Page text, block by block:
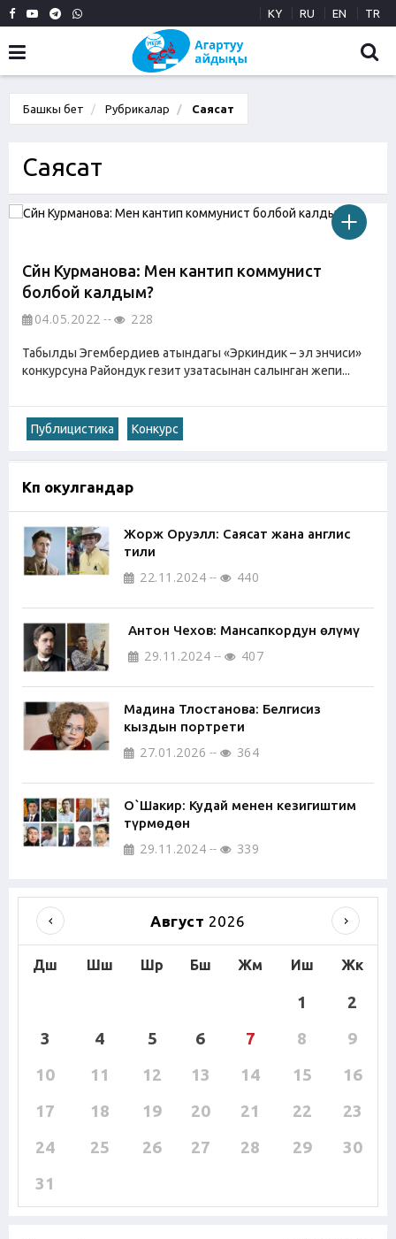
KY RU EN TR
Башкы бет Рубрикалар Саясат
Саясат
Сүйүн Курманова: Мен кантип коммунист
болбой калдым?
04.05.2022 228
Табылды Эгембердиев атындагы «Эркиндик – эл энчиси»
конкурсуна Райондук гезит узатасынан салынган жепи...
Публицистика Конкурс
Көп окулгандар
Жорж Оруэлл: Саясат жана англис
тили
22.11.2024 440
Антон Чехов: Мансапкордун өлүмү
29.11.2024 407
Мадина Тлостанова: Белгисиз
кыздын портрети
27.01.2026 364
О`Шакир: Кудай менен кезигиштим
түрмөдөн
29.11.2024 339
Август 2026
Дш Шш Шр Бш Жм Иш Жк
1
2
3
4 5 6 7 8
9
10
11 12 13 14 15
16
17
18 19 20 21 22
23
24
25 26 27 28 29
30
31